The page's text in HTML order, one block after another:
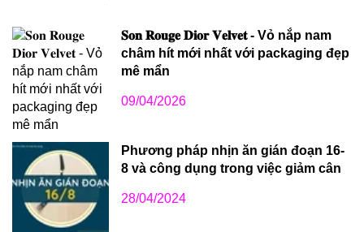
𝐒𝐨𝐧 𝐑𝐨𝐮𝐠𝐞 𝐃𝐢𝐨𝐫 𝐕𝐞𝐥𝐯𝐞𝐭 - Vỏ nắp nam
châm hít mới nhất với packaging đẹp
mê mẩn
09/04/2026
Phương pháp nhịn ăn gián đoạn 16-
8 và công dụng trong việc giảm cân
28/04/2024